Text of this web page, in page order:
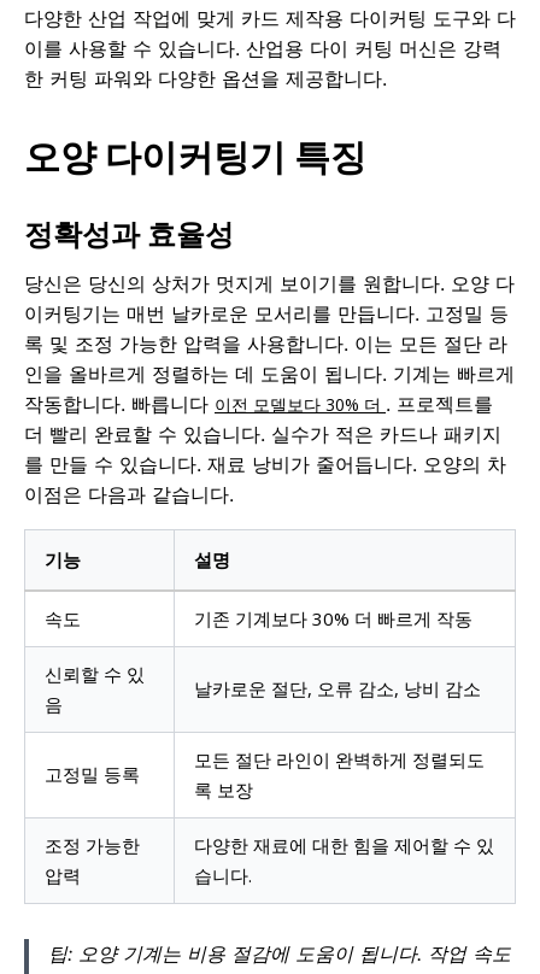
다양한 산업 작업에 맞게 카드 제작용 다이커팅 도구와 다
이를 사용할 수 있습니다. 산업용 다이 커팅 머신은 강력
한 커팅 파워와 다양한 옵션을 제공합니다.
오양 다이커팅기 특징
정확성과 효율성
당신은 당신의 상처가 멋지게 보이기를 원합니다. 오양 다
이커팅기는 매번 날카로운 모서리를 만듭니다. 고정밀 등
록 및 조정 가능한 압력을 사용합니다. 이는 모든 절단 라
인을 올바르게 정렬하는 데 도움이 됩니다. 기계는 빠르게
작동합니다. 빠릅니다 이전 모델보다 30% 더 . 프로젝트를
더 빨리 완료할 수 있습니다. 실수가 적은 카드나 패키지
를 만들 수 있습니다. 재료 낭비가 줄어듭니다. 오양의 차
이점은 다음과 같습니다.
기능 설명
속도 기존 기계보다 30% 더 빠르게 작동
신뢰할 수 있
음
날카로운 절단, 오류 감소, 낭비 감소
고정밀 등록
모든 절단 라인이 완벽하게 정렬되도
록 보장
조정 가능한
압력
다양한 재료에 대한 힘을 제어할 수 있
습니다.
팁: 오양 기계는 비용 절감에 도움이 됩니다. 작업 속도